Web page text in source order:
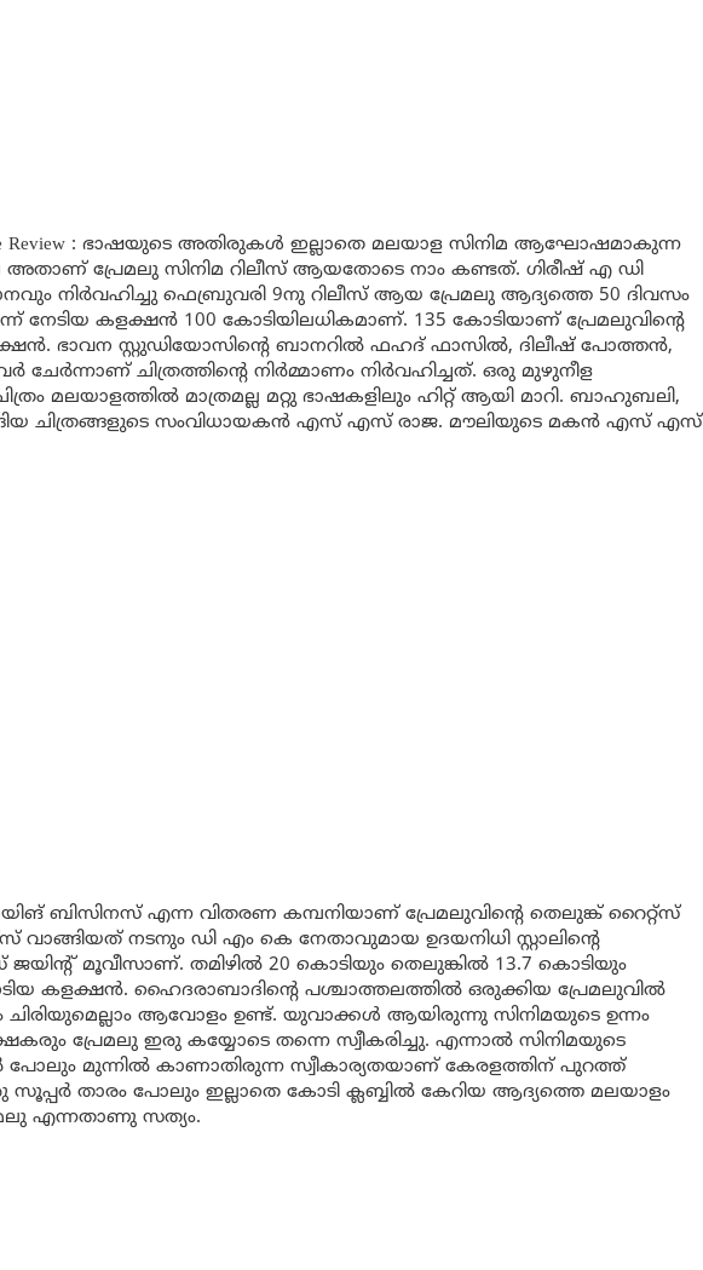
Review : ഭാഷയുടെ അതിരുകൾ ഇല്ലാതെ മലയാള സിനിമ ആഘോഷമാകുന്ന
പ്രേമലു സിനിമ റിലീസ് ആയതോടെ നാം കണ്ടത്. ഗിരീഷ് എ ഡി
നിർവഹിച്ചു ഫെബ്രുവരി 9നു റിലീസ് ആയ പ്രേമലു ആദ്യത്തെ 50 ദിവസം
നേടിയ കളക്ഷൻ 100 കോടിയിലധികമാണ്. 135 കോടിയാണ് പ്രേമലുവിന്റെ
ഭാവന സ്റ്റുഡിയോസിന്റെ ബാനറിൽ ഫഹദ് ഫാസിൽ, ദിലീഷ് പോത്തൻ,
ചേർന്നാണ് ചിത്രത്തിന്റെ നിർമ്മാണം നിർവഹിച്ചത്. ഒരു മുഴുനീള
മലയാളത്തിൽ മാത്രമല്ല മറ്റു ഭാഷകളിലും ഹിറ്റ് ആയി മാറി. ബാഹുബലി,
ചിത്രങ്ങളുടെ സംവിധായകൻ എസ് എസ് രാജ. മൗലിയുടെ മകൻ എസ് എസ്
ബിസിനസ്‌ എന്ന വിതരണ കമ്പനിയാണ് പ്രേമലുവിന്റെ തെലുങ്ക് റൈറ്റ്സ്
വാങ്ങിയത് നടനും ഡി എം കെ നേതാവുമായ ഉദയനിധി സ്റ്റാലിന്റെ
മൂവീസാണ്. തമിഴിൽ 20 കൊടിയും തെലുങ്കിൽ 13.7 കൊടിയും
കളക്ഷൻ. ഹൈദരാബാദിന്റെ പശ്ചാത്തലത്തിൽ ഒരുക്കിയ പ്രേമലുവിൽ
ആവോളം ഉണ്ട്. യുവാക്കൾ ആയിരുന്നു സിനിമയുടെ ഉന്നം
പ്രേമലു ഇരു കയ്യോടെ തന്നെ സ്വീകരിച്ചു. എന്നാൽ സിനിമയുടെ
മുന്നിൽ കാണാതിരുന്ന സ്വീകാര്യതയാണ് കേരളത്തിന്‌ പുറത്ത്
സൂപ്പർ താരം പോലും ഇല്ലാതെ കോടി ക്ലബ്ബിൽ കേറിയ ആദ്യത്തെ മലയാളം
എന്നതാണു സത്യം.